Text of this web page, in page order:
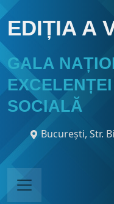
EDIȚIA A
GALA
SOCIALĂ
București, Str.